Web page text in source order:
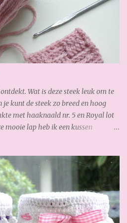
too short, so I ordered online
the new yarn already. Gisteren
sjaal. Zoooo blij mee!!! Heerlijk
my scarf. I like it very much!
scarf! Wil jij ook deze sjaal
Special Stylecraft double knit 100 gr.
Wat is deze steek leuk om te
kunt de steek zo breed en hoog
met haaknaald nr. 5 en Royal lot
mooie lap heb ik een kussen